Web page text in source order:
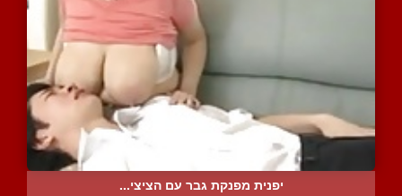
יפנית מפנקת גבר עם הציצי...